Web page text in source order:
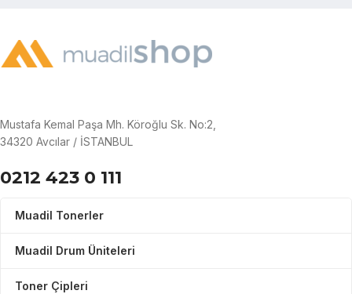
Mustafa Kemal Paşa Mh. Köroğlu Sk. No:2,
34320 Avcılar / İSTANBUL
0212 423 0 111
Muadil Tonerler
Muadil Drum Üniteleri
Toner Çipleri